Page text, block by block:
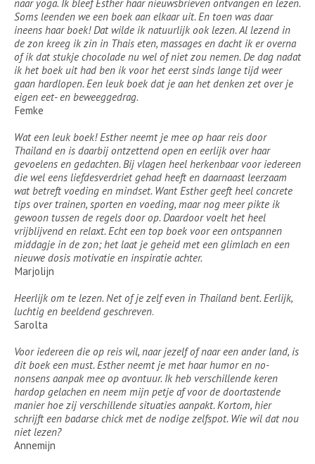
naar yoga. Ik bleef Esther haar nieuwsbrieven ontvangen en lezen.
Soms leenden we een boek aan elkaar uit. En toen was daar
ineens haar boek! Dat wilde ik natuurlijk ook lezen. Al lezend in
de zon kreeg ik zin in Thais eten, massages en dacht ik er overna
of ik dat stukje chocolade nu wel of niet zou nemen. De dag nadat
ik het boek uit had ben ik voor het eerst sinds lange tijd weer
gaan hardlopen. Een leuk boek dat je aan het denken zet over je
eigen eet- en beweeggedrag.
Femke
Wat een leuk boek! Esther neemt je mee op haar reis door
Thailand en is daarbij ontzettend open en eerlijk over haar
gevoelens en gedachten. Bij vlagen heel herkenbaar voor iedereen
die wel eens liefdesverdriet gehad heeft en daarnaast leerzaam
wat betreft voeding en mindset. Want Esther geeft heel concrete
tips over trainen, sporten en voeding, maar nog meer pikte ik
gewoon tussen de regels door op. Daardoor voelt het heel
vrijblijvend en relaxt. Echt een top boek voor een ontspannen
middagje in de zon; het laat je geheid met een glimlach en een
nieuwe dosis motivatie en inspiratie achter.
Marjolijn
Heerlijk om te lezen. Net of je zelf even in Thailand bent. Eerlijk,
luchtig en beeldend geschreven.
Sarolta
Voor iedereen die op reis wil, naar jezelf of naar een ander land, is
dit boek een must. Esther neemt je met haar humor en no-
nonsens aanpak mee op avontuur. Ik heb verschillende keren
hardop gelachen en neem mijn petje af voor de doortastende
manier hoe zij verschillende situaties aanpakt. Kortom, hier
schrijft een badarse chick met de nodige zelfspot. Wie wil dat nou
niet lezen?
Annemijn